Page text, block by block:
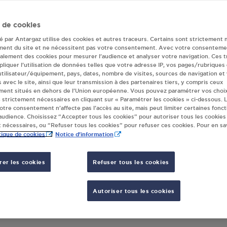
Antargaz à ST
JOUX
UMODIS ST PAUL CAP DE JOUX
DE CASTRES
ST PAUL CAP DE JOUX
S'Y RENDRE
DE
ZA
26
de cookies
par Antargaz utilise des cookies et autres traceurs. Certains sont strictement
du site et ne nécessitent pas votre consentement. Avec votre
des cookies pour mesurer l’audience et analyser votre navigation. Ces
l’utilisation de données telles que votre adresse IP, vos pages/rubriques
équipement, pays, dates, nombre de visites, sources de navigation et
avec le site, ainsi que leur transmission à des partenaires tiers, y compris ceux
situés en dehors de l’Union européenne. Vous pouvez paramétrer vos
strictement nécessaires en cliquant sur « Paramétrer les cookies » ci-dessous.
consentement n’affecte pas l’accès au site, mais peut limiter certaines
Choisissez “Accepter tous les cookies” pour autoriser tous les cookies
ou “Refuser tous les cookies” pour refuser ces cookies. Pour en
de cookies Notice d'information
les cookies Refuser tous les cookies
Autoriser tous les cookies